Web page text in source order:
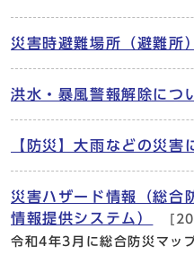
災害時避難場所（避難所
洪水・暴風警報解除につ
【防災】大雨などの災害
災害ハザード情報（総合
情報提供システム）
令和4年3月に総合防災マッ